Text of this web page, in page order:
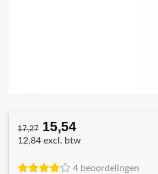
17,27 Oorspronkelijke
prijs
€17,27.
15,54Huidige
prijs
€15,54.
12,84 excl. btw
4 beoordelingen